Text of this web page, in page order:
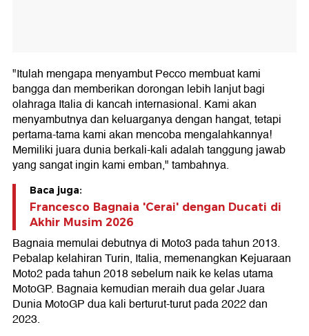
"Itulah mengapa menyambut Pecco membuat kami
bangga dan memberikan dorongan lebih lanjut bagi
olahraga Italia di kancah internasional. Kami akan
menyambutnya dan keluarganya dengan hangat, tetapi
pertama-tama kami akan mencoba mengalahkannya!
Memiliki juara dunia berkali-kali adalah tanggung jawab
yang sangat ingin kami emban," tambahnya.
Baca juga:
Francesco Bagnaia 'Cerai' dengan Ducati di
Akhir Musim 2026
Bagnaia memulai debutnya di Moto3 pada tahun 2013.
Pebalap kelahiran Turin, Italia, memenangkan Kejuaraan
Moto2 pada tahun 2018 sebelum naik ke kelas utama
MotoGP. Bagnaia kemudian meraih dua gelar Juara
Dunia MotoGP dua kali berturut-turut pada 2022 dan
2023.